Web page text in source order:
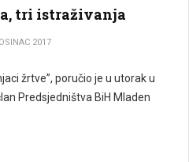
tri istraživanja
2017
žrtve”, poručio je u utorak u
Predsjedništva BiH Mladen